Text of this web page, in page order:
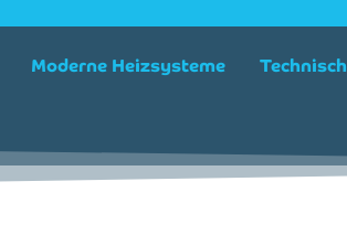
Moderne Heizsysteme